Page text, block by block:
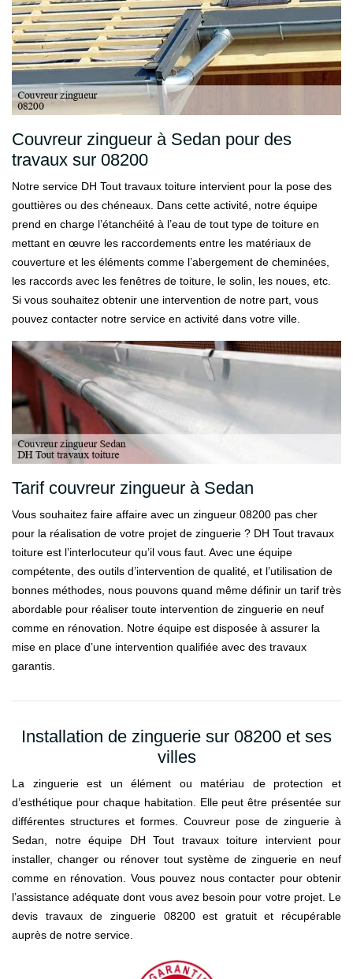
Couvreur zingueur à Sedan pour des
travaux sur 08200
Notre service DH Tout travaux toiture intervient pour la pose des
gouttières ou des chéneaux. Dans cette activité, notre équipe
prend en charge l’étanchéité à l’eau de tout type de toiture en
mettant en œuvre les raccordements entre les matériaux de
couverture et les éléments comme l’abergement de cheminées,
les raccords avec les fenêtres de toiture, le solin, les noues, etc.
Si vous souhaitez obtenir une intervention de notre part, vous
pouvez contacter notre service en activité dans votre ville.
Tarif couvreur zingueur à Sedan
Vous souhaitez faire affaire avec un zingueur 08200 pas cher
pour la réalisation de votre projet de zinguerie ? DH Tout travaux
toiture est l’interlocuteur qu’il vous faut. Avec une équipe
compétente, des outils d’intervention de qualité, et l’utilisation de
bonnes méthodes, nous pouvons quand même définir un tarif très
abordable pour réaliser toute intervention de zinguerie en neuf
comme en rénovation. Notre équipe est disposée à assurer la
mise en place d’une intervention qualifiée avec des travaux
garantis.
Installation de zinguerie sur 08200 et ses
villes
La zinguerie est un élément ou matériau de protection et
d’esthétique pour chaque habitation. Elle peut être présentée sur
différentes structures et formes. Couvreur pose de zinguerie à
Sedan, notre équipe DH Tout travaux toiture intervient pour
installer, changer ou rénover tout système de zinguerie en neuf
comme en rénovation. Vous pouvez nous contacter pour obtenir
l’assistance adéquate dont vous avez besoin pour votre projet. Le
devis travaux de zinguerie 08200 est gratuit et récupérable
auprès de notre service.